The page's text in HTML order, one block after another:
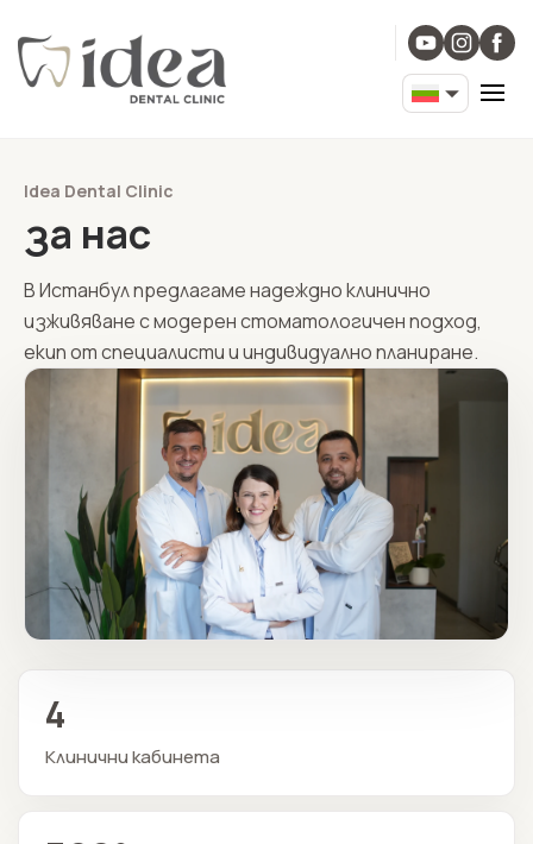
Idea Dental Clinic
за нас
В Истанбул предлагаме надеждно клинично
изживяване с модерен стоматологичен подход,
екип от специалисти и индивидуално планиране.
4
Клинични кабинета